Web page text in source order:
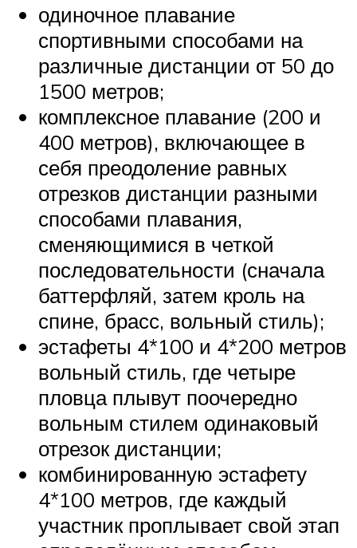
одиночное плавание
спортивными способами на
различные дистанции от 50 до
1500 метров;
комплексное плавание (200 и
400 метров), включающее в
себя преодоление равных
отрезков дистанции разными
способами плавания,
сменяющимися в четкой
последовательности (сначала
баттерфляй, затем кроль на
спине, брасс, вольный стиль);
эстафеты 4*100 и 4*200 метров
вольный стиль, где четыре
пловца плывут поочередно
вольным стилем одинаковый
отрезок дистанции;
комбинированную эстафету
4*100 метров, где каждый
участник проплывает свой этап